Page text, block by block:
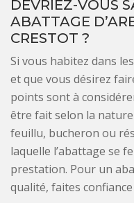
DEVRIEZ-VOUS
ABATTAGE
CRESTOT ?
Si vous habitez dans
et que vous désirez
points sont à
être fait selon la
feuillu, bucheron ou
laquelle l’abattage se
prestation. Pour un
qualité, faites